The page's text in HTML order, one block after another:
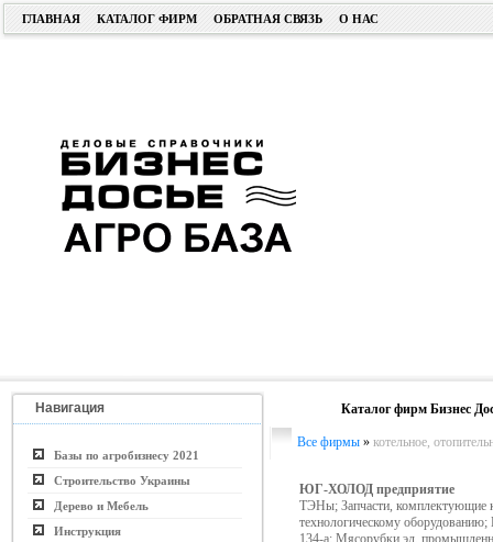
ГЛАВНАЯ КАТАЛОГ ФИРМ ОБРАТНАЯ СВЯЗЬ О НАС
Навигация
Базы по агробизнесу 2021
Строительство Украины
Дерево и Мебель
Инструкция
Каталог фирм Бизнес
Все фирмы » котельное,
ЮГ-ХОЛОД предприятие
ТЭНы; Запчасти, комплектующие
технологическому
134-а; Мясорубки эл.